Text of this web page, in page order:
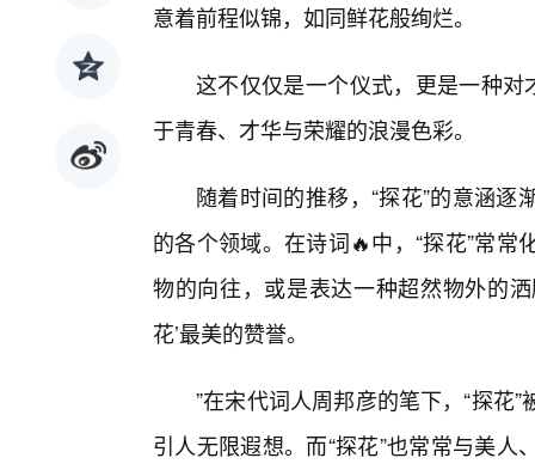
意着前程似锦，如同鲜花般绚烂。
这不仅仅是一个仪式，更是一种对
于青春、才华与荣耀的浪漫色彩。
随着时间的推移，“探花”的意涵
的各个领域。在诗词🔥中，“探花”常
物的向往，或是表达一种超然物外的洒
花’最美的赞誉。
”在宋代词人周邦彦的笔下，“探花
引人无限遐想。而“探花”也常常与美